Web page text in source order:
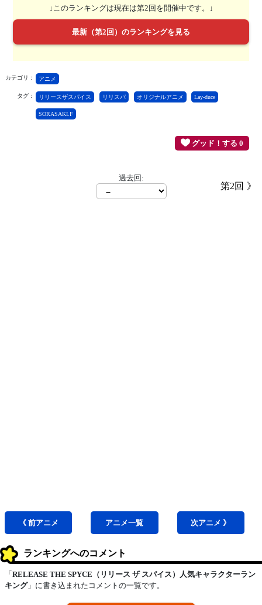
↓このランキングは現在は第2回を開催中です。↓
最新（第2回）のランキングを見る
カテゴリ： アニメ
タグ： リリースザスパイス リリスパ オリジナルアニメ Lay-duce
SORASAKI.F
グッド！する 0
過去回:
第2回
《 前アニメ アニメ一覧 次アニメ 》
ランキングへのコメント
「 RELEASE THE SPYCE（リリース ザ スパイス）人気キャラクターラン
キング」に書き込まれたコメントの一覧です。